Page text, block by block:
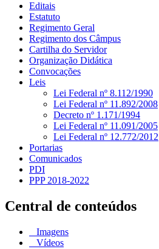
Editais
Estatuto
Regimento Geral
Regimento dos Câmpus
Cartilha do Servidor
Organização Didática
Convocações
Leis
Lei Federal nº 8.112/1990
Lei Federal nº 11.892/2008
Decreto nº 1.171/1994
Lei Federal nº 11.091/2005
Lei Federal nº 12.772/2012
Portarias
Comunicados
PDI
PPP 2018-2022
Central de conteúdos
Imagens
Vídeos